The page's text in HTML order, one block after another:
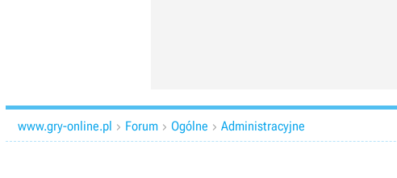
www.gry-online.pl  Forum  Ogólne  Administracyjne